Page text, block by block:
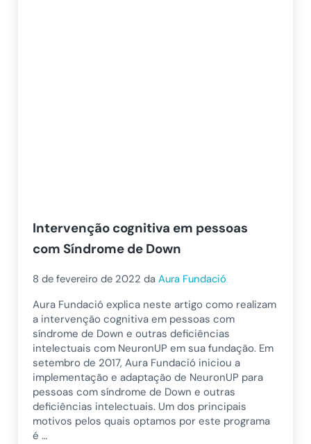
Intervenção cognitiva em pessoas
com Síndrome de Down
8 de fevereiro de 2022 daAura Fundació
Aura Fundació explica neste artigo como realizam
a intervenção cognitiva em pessoas com
síndrome de Down e outras deficiências
intelectuais com NeuronUP em sua fundação. Em
setembro de 2017, Aura Fundació iniciou a
implementação e adaptação de NeuronUP para
pessoas com síndrome de Down e outras
deficiências intelectuais. Um dos principais
motivos pelos quais optamos por este programa
é …